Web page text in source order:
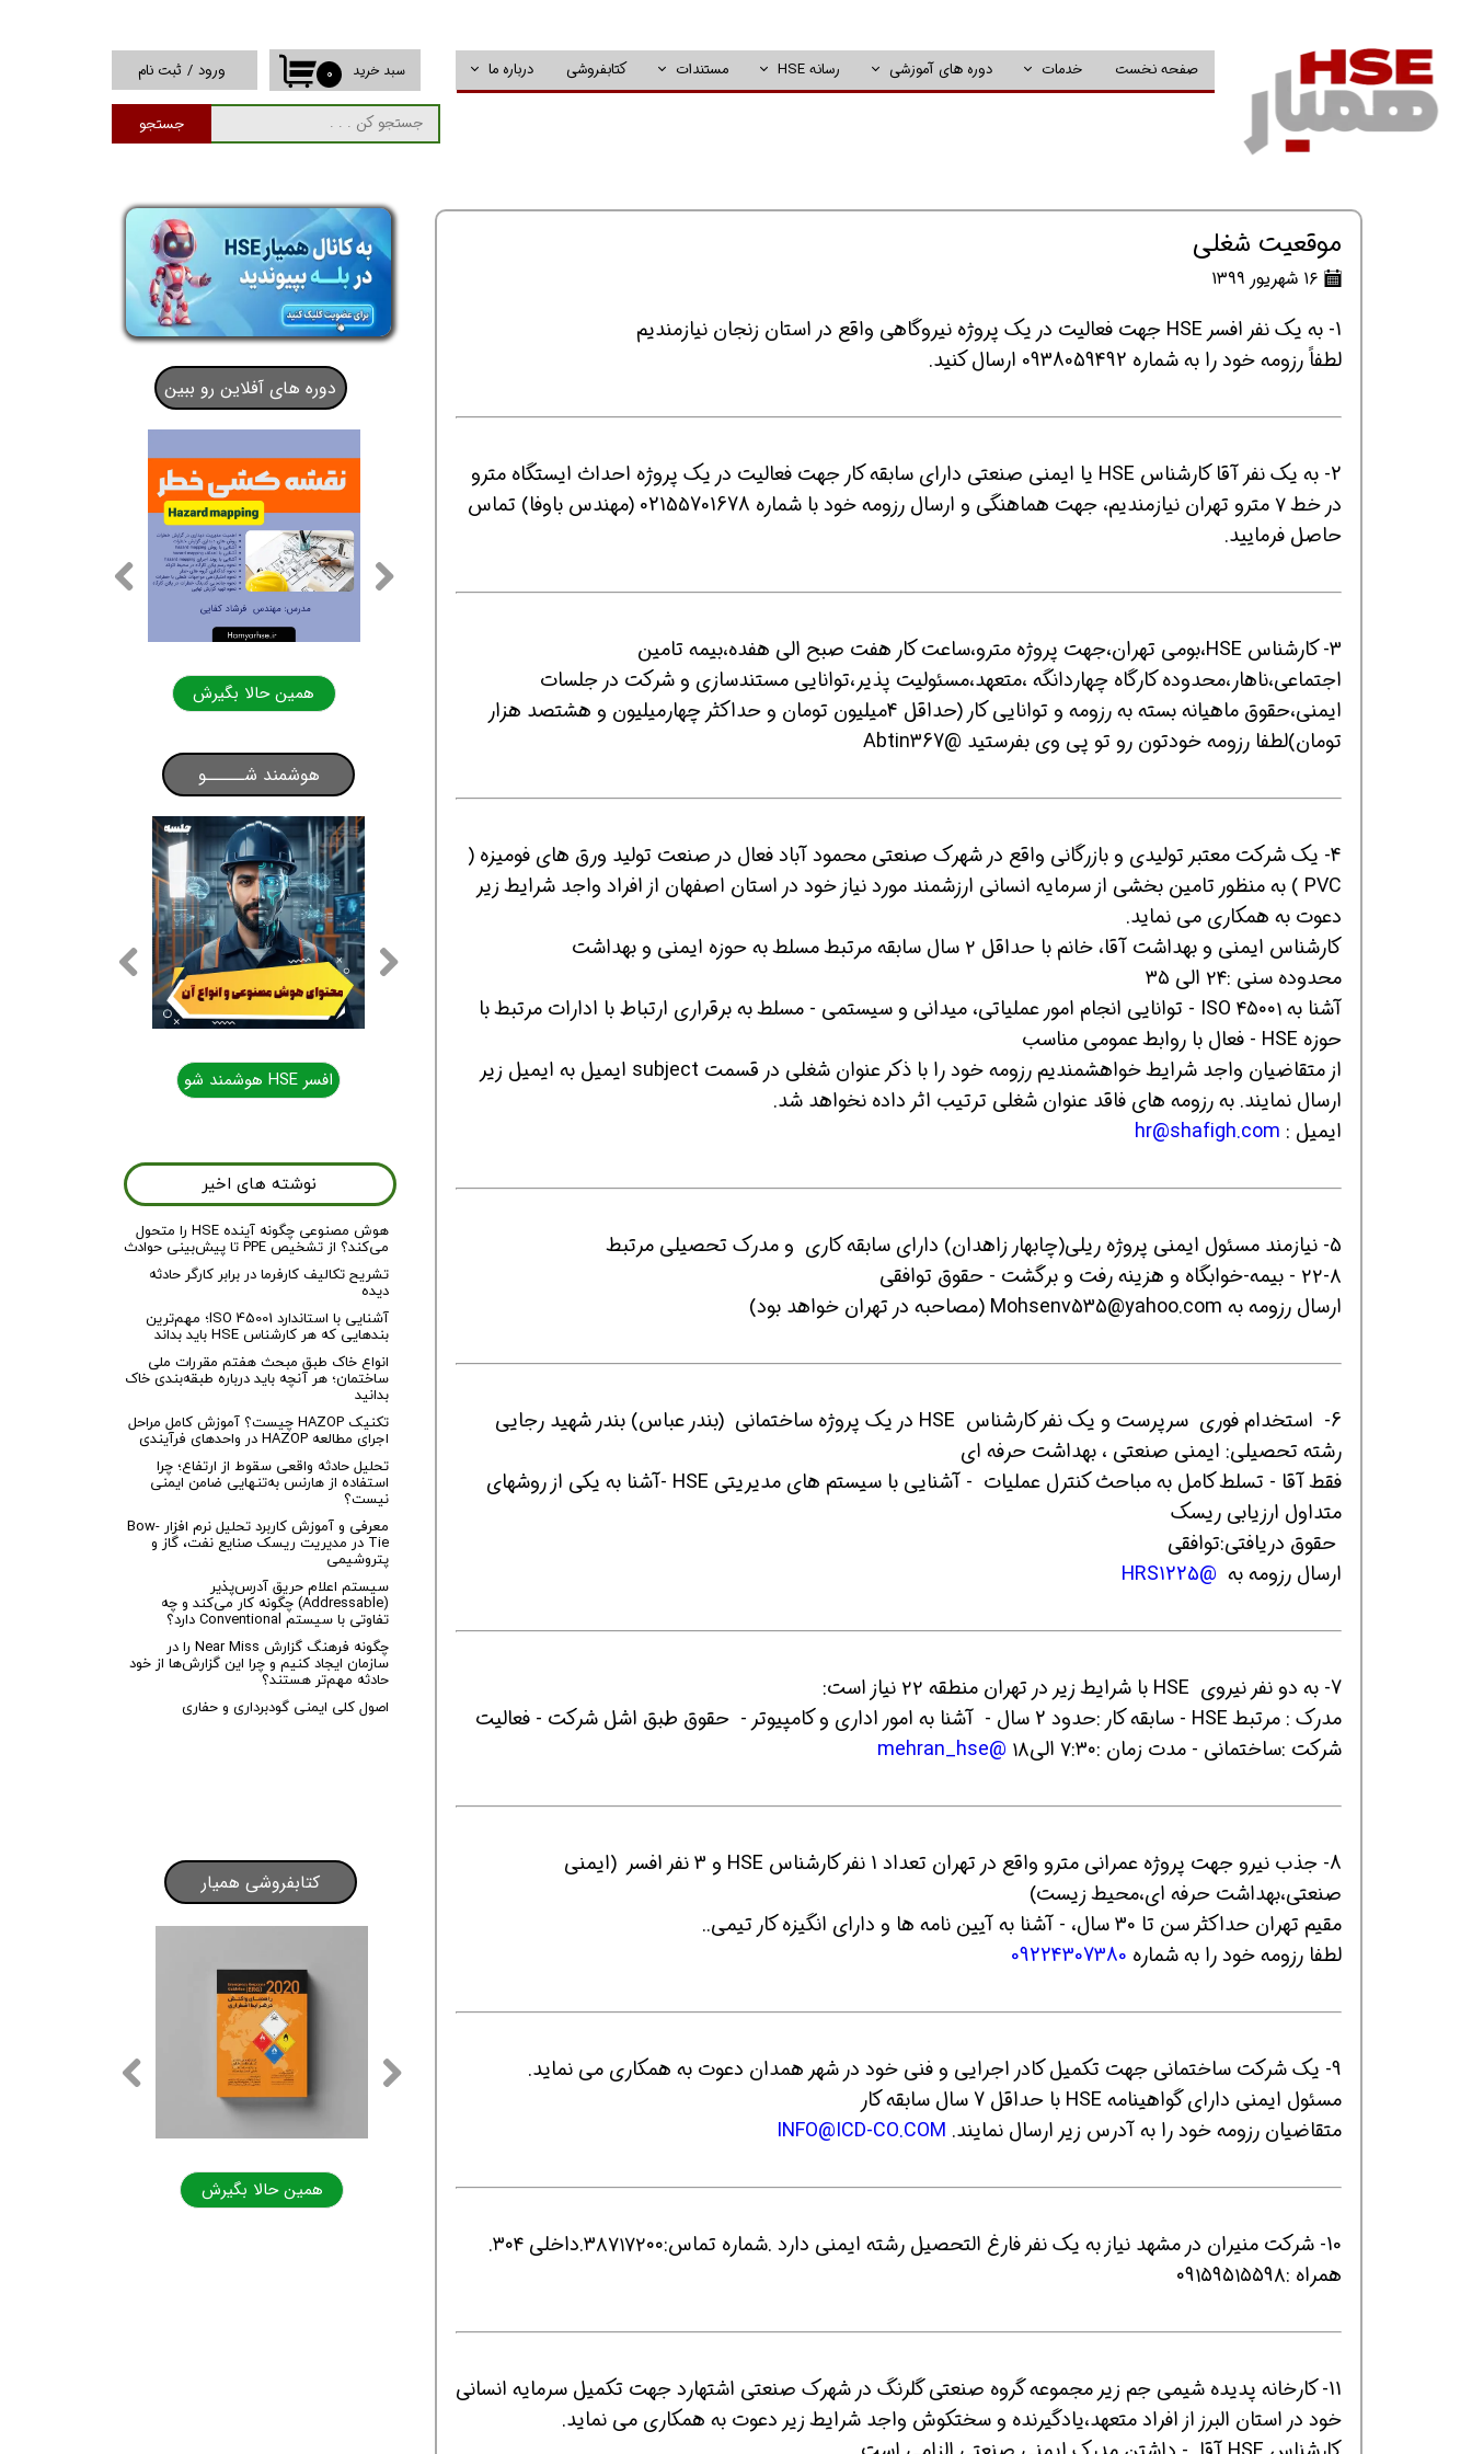
صفحه نخست خدمات دوره های آموزشی رسانه HSE
پادکست Safety Cast
مستندات کتابفروشی درباره ما
جستجو
۰ سبد خرید ورود / ثبت نام
حساب کاربری من
تغییر گذر واژه
خروج از حساب
کاربری
موقعیت شغلی
۱۶ شهریور ۱۳۹۹
1- به یک نفر افسر HSE جهت فعالیت در یک پروژه نیروگاهی واقع در استان زنجان نیازمندیم
لطفاً رزومه خود را به شماره 0938059492 ارسال کنید.
2- به یک نفر آقا کارشناس HSE یا ایمنی صنعتی دارای سابقه کار جهت فعالیت در یک پروژه احداث ایستگاه مترو
در خط ۷ مترو تهران نیازمندیم، جهت هماهنگی و ارسال رزومه خود با شماره 02155701678 (مهندس باوفا) تماس
حاصل فرمایید.
3- کارشناس HSE،بومی تهران،جهت پروژه مترو،ساعت کار هفت صبح الی هفده،بیمه تامین
اجتماعی،ناهار،محدوده کارگاه چهاردانگه ،متعهد،مسئولیت پذیر،توانایی مستندسازی و شرکت در جلسات
ایمنی،حقوق ماهیانه بسته به رزومه و توانایی کار (حداقل 4میلیون تومان و حداکثر چهارمیلیون و هشتصد هزار
تومان)لطفا رزومه خودتون رو تو پی وی بفرستید @Abtin367
4- یک شرکت معتبر تولیدی و بازرگانی واقع در شهرک صنعتی محمود آباد فعال در صنعت تولید ورق های فومیزه (
PVC ) به منظور تامین بخشی از سرمایه انسانی ارزشمند مورد نیاز خود در استان اصفهان از افراد واجد شرایط زیر
دعوت به همکاری می نماید.
کارشناس ایمنی و بهداشت آقا، خانم با حداقل ۲ سال سابقه مرتبط مسلط به حوزه ایمنی و بهداشت
محدوده سنی :۲۴ الی ۳۵
آشنا به ۴۵۰۰۱ ISO - توانایی انجام امور عملیاتی، میدانی و سیستمی - مسلط به برقراری ارتباط با ادارات مرتبط با
حوزه HSE - فعال با روابط عمومی مناسب
از متقاضیان واجد شرایط خواهشمندیم رزومه خود را با ذکر عنوان شغلی در قسمت subject ایمیل به ایمیل زیر
ارسال نمایند. به رزومه های فاقد عنوان شغلی ترتیب اثر داده نخواهد شد.
ایمیل : hr@shafigh.com
5- نیازمند مسئول ایمنی پروژه ریلی(چابهار زاهدان) دارای سابقه کاری و مدرک تحصیلی مرتبط
۲۲-۸ - بیمه-خوابگاه و هزینه رفت و برگشت - حقوق توافقی
ارسال رزومه به Mohsenv535@yahoo.com (مصاحبه در تهران خواهد بود)
6- استخدام فوری سرپرست و یک نفر کارشناس HSE در یک پروژه ساختماني (بندر عباس) بندر شهید رجایی
رشته تحصیلی: ایمنی صنعتی ، بهداشت حرفه ای
فقط آقا - تسلط کامل به مباحث کنترل عملیات - آشنایی با سیستم های مدیریتی HSE -آشنا به یکی از روشهای
متداول ارزیابی ریسک
حقوق دریافتی:توافقي
ارسال رزومه به @HRS1225
7- به دو نفر نیروی HSE با شرایط زیر در تهران منطقه ۲۲ نیاز است:
مدرک : مرتبط HSE - سابقه کار :حدود 2 سال - آشنا به امور اداری و کامپیوتر - حقوق طبق اشل شرکت - فعالیت
شرکت :ساختمانی - مدت زمان :۷:۳۰ الی۱۸
@mehran_hse
8- جذب نیرو جهت پروژه عمرانی مترو واقع در تهران تعداد 1 نفر کارشناس HSE و 3 نفر افسر (ایمنی
صنعتی،بهداشت حرفه ای،محیط زیست)
مقیم تهران حداکثر سن تا 30 سال، - آشنا به آیین نامه ها و دارای انگیزه کار تیمی..
لطفا رزومه خود را به شماره 09224307380
9- یک شرکت ساختمانی جهت تکمیل کادر اجرایی و فنی خود در شهر همدان دعوت به همکاری می نماید.
مسئول ایمنی دارای گواهینامه HSE با حداقل 7 سال سابقه کار
متقاضیان رزومه خود را به آدرس زیر ارسال نمایند. INFO@ICD-CO.COM
10- شرکت منیران در مشهد نیاز به یک نفر فارغ التحصیل رشته ایمنی دارد .شماره تماس:۳۸۷۱۷۲۰۰.داخلی ۳۰۴.
همراه :۰۹۱۵۹۵۱۵۵۹۸
11- کارخانه پدیده شیمی جم زیر مجموعه گروه صنعتی گلرنگ در شهرک صنعتی اشتهارد جهت تکمیل سرمایه انسانی
خود در استان البرز از افراد متعهد،یادگیرنده و سختکوش واجد شرایط زیر دعوت به همکاری می نماید.
هوش مصنوعی چگونه آینده HSE را متحول
می‌کند؟ از تشخیص PPE تا پیش‌بینی حوادث
تشریح تکالیف کارفرما در برابر کارگر حادثه
دیده
آشنایی با استاندارد ISO 45001؛ مهم‌ترین
بندهایی که هر کارشناس HSE باید بداند
انواع خاک طبق مبحث هفتم مقررات ملی
ساختمان؛ هر آنچه باید درباره طبقه‌بندی خاک
بدانید
تکنیک HAZOP چیست؟ آموزش کامل مراحل
اجرای مطالعه HAZOP در واحدهای فرآیندی
تحلیل حادثه واقعی سقوط از ارتفاع؛ چرا
استفاده از هارنس به‌تنهایی ضامن ایمنی
نیست؟
معرفی و آموزش کاربرد تحلیل نرم افزار Bow-
Tie در مدیریت ریسک صنایع نفت، گاز و
پتروشیمی
سیستم اعلام حریق آدرس‌پذیر
(Addressable) چگونه کار می‌کند و چه
تفاوتی با سیستم Conventional دارد؟
چگونه فرهنگ گزارش Near Miss را در
سازمان ایجاد کنیم و چرا این گزارش‌ها از خود
حادثه مهم‌تر هستند؟
اصول کلی ایمنی گودبرداری و حفاری
نوشته های اخیر
همین حالا بگیرش همین حالا بگیرش همین حالا بگیرش همین حالا بگیرش همین حالا بگیرش
دوره های آفلاین رو ببین
کتابفروشی همیار
همین حالا بگیرش همین حالا بگیرش همین حالا بگیرش همین حالا بگیرش همین حالا بگیرش همین حالا بگیرش
هوشمند شـــــو
افسر HSE هوشمند شو افسر HSE هوشمند شو افسر HSE هوشمند شو افسر HSE هوشمند شو افسر HSE هوشمند شو